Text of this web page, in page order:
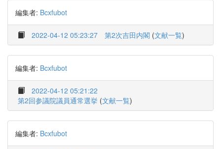
編集者: Bcxfubot
2022-04-12 05:23:27 第2次吉田内閣 (文献一覧)
編集者: Bcxfubot
2022-04-12 05:21:22
第2回参議院議員通常選挙 (文献一覧)
編集者: Bcxfubot